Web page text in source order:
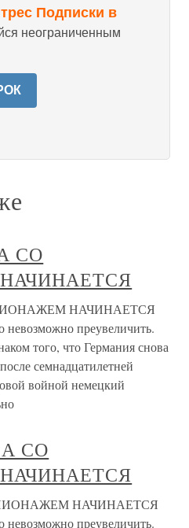
Подписки в
неограниченным
СО
НАЧИНАЕТСЯ
невозможно преувеличить.
того, что Германия снова
семнадцатилетней
войной немецкий
СО
НАЧИНАЕТСЯ
невозможно преувеличить.